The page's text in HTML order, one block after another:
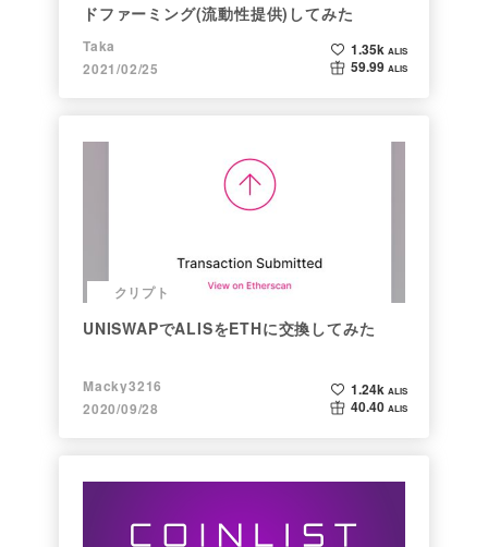
ドファーミング(流動性提供)してみた
Taka
2021/02/25
1.35k ALIS
59.99 ALIS
クリプト
UNISWAPでALISをETHに交換してみた
Macky3216
2020/09/28
1.24k ALIS
40.40 ALIS